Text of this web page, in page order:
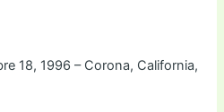
18, 1996 – Corona, California,